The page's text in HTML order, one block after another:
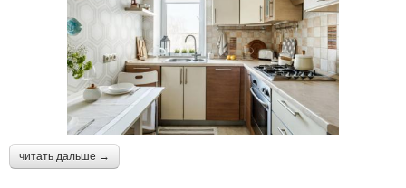
читать дальше →